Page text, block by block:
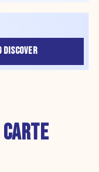
DISCOVER
CARTE